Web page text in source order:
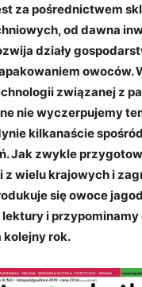
za pośrednictwem
od dawna
działy
owoców.
związanej z
nie wyczerpujemy
kilkanaście
Jak zwykle
z wielu krajowych i
się owoce
i przypominamy
kolejny rok.